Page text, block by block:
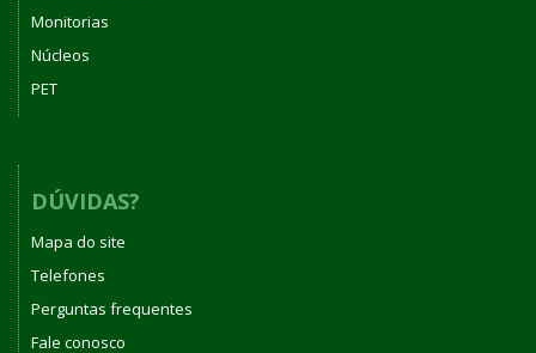
Monitorias
Núcleos
PET
DÚVIDAS?
Mapa do site
Telefones
Perguntas frequentes
Fale conosco